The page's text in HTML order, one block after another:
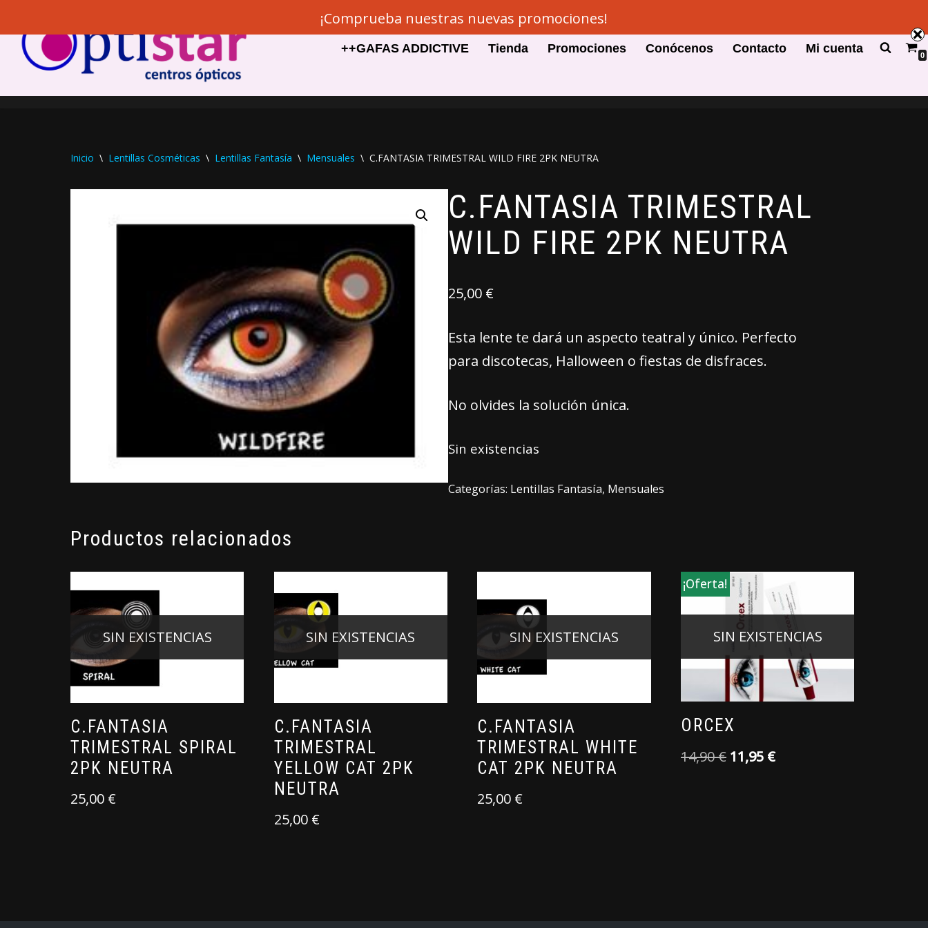
Saltar
++GAFAS ADDICTIVE Tienda Promociones Conócenos Contacto Mi cuenta 0
Inicio \ Lentillas Cosméticas \ Lentillas Fantasía \ Mensuales \ C.FANTASIA TRIMESTRAL WILD FIRE 2PK NEUTRA
C.FANTASIA TRIMESTRAL
WILD FIRE 2PK NEUTRA
25,00 €
Esta lente te dará un aspecto teatral y único. Perfecto
para discotecas, Halloween o fiestas de disfraces.
No olvides la solución única.
Sin existencias
Categorías: Lentillas Fantasía, Mensuales
Productos relacionados
SIN EXISTENCIAS
C.FANTASIA
TRIMESTRAL SPIRAL
2PK NEUTRA
25,00 €
SIN EXISTENCIAS
C.FANTASIA
TRIMESTRAL
YELLOW CAT 2PK
NEUTRA
25,00 €
SIN EXISTENCIAS
C.FANTASIA
TRIMESTRAL WHITE
CAT 2PK NEUTRA
25,00 €
SIN EXISTENCIAS
¡Oferta!
ORCEX
14,90€ 11,95 €
¡Comprueba nuestras nuevas promociones!